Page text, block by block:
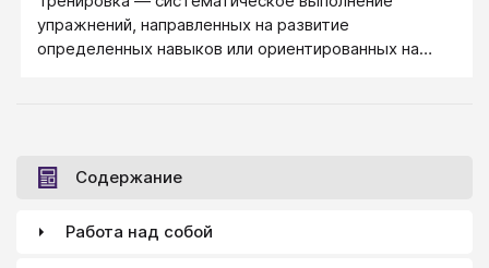
достижения. Некоторым неожиданно важным
оказывается упражнение "Тотальное ДА",
снимающее негативизм перед Надо и
упражнений, направленных на развитие
определенных навыков или ориентированных на
Содержание
Работа над собой